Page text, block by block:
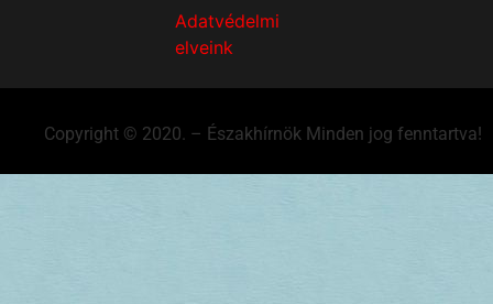
Adatvédelmi
elveink
Copyright © 2020. – Északhírnök Minden jog fenntartva!